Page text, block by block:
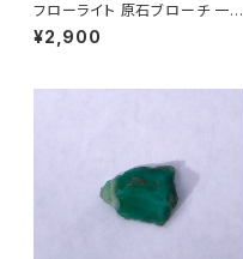
フローライト 原石ブローチ 一点
もの 鉱物 天然石 ハンドメイド
アクセサリー パワーストーン (N
¥2,900